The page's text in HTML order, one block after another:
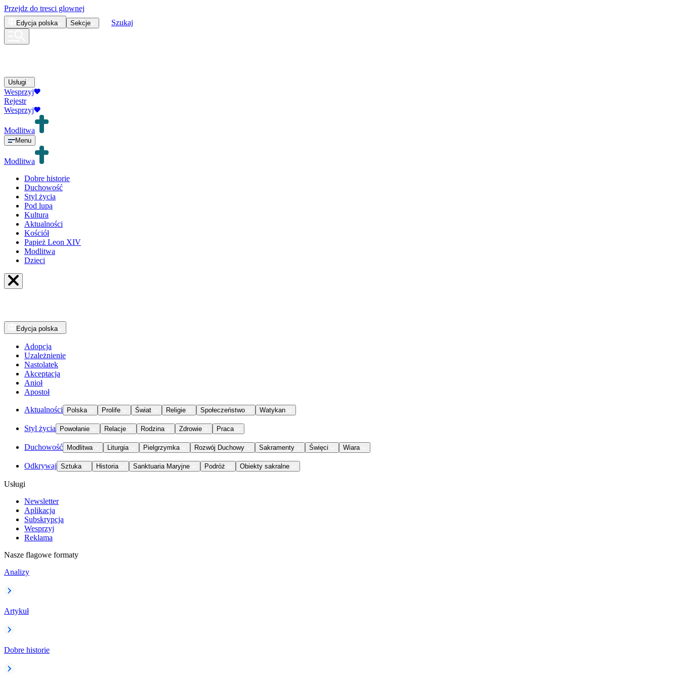
Przejdz do tresci glownej
Edycja polska Sekcje Szukaj
Usługi
Wesprzyj
Rejestr
Wesprzyj
Modlitwa
Menu
Modlitwa
Dobre historie
Duchowość
Styl życia
Pod lupą
Kultura
Aktualności
Kościół
Papież Leon XIV
Modlitwa
Dzieci
Edycja polska
Adopcja
Uzależnienie
Nastolatek
Akceptacja
Anioł
Apostoł
Aktualności Polska Prolife Świat Religie Społeczeństwo Watykan
Styl życia Powołanie Relacje Rodzina Zdrowie Praca
Duchowość Modlitwa Liturgia Pielgrzymka Rozwój Duchowy Sakramenty Święci Wiara
Odkrywaj Sztuka Historia Sanktuaria Maryjne Podróż Obiekty sakralne
Usługi
Newsletter
Aplikacja
Subskrypcja
Wesprzyj
Reklama
Nasze flagowe formaty
Analizy
Artykuł
Dobre historie